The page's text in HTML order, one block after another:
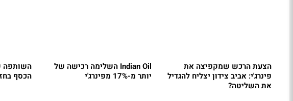
הצעת הרכש שמקפיצה את
פינרג'י: אביב צידון יצליח להגדיל
את השליטה?
Indian Oil השלימה רכישה של
יותר מ-17% מפינרג'י
השותפה
הכסף